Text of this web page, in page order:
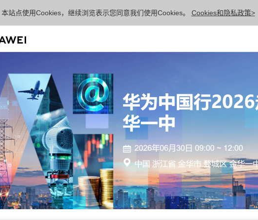
本站点使用Cookies，继续浏览表示您同意我们使用Cookies。 Cookies和隐私政策>